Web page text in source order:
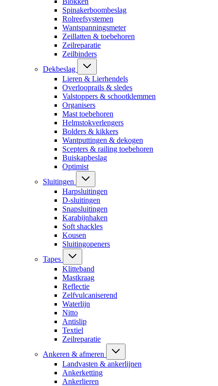
Spinakerboombeslag
Rolreefsystemen
Wantspanningsmeter
Zeillatten & toebehoren
Zeilreparatie
Zeilbinders
Dekbeslag
Lieren & Lierhendels
Overlooprails & sledes
Valstoppers & schootklemmen
Organisers
Mast toebehoren
Helmstokverlengers
Bolders & kikkers
Wantputtingen & dekogen
Scepters & railing toebehoren
Buiskapbeslag
Optimist
Sluitingen
Harpsluitingen
D-sluitingen
Snapsluitingen
Karabijnhaken
Soft shackles
Kousen
Sluitingopeners
Tapes
Klitteband
Mastkraag
Reflectie
Zelfvulcaniserend
Waterlijn
Nitto
Antislip
Textiel
Zeilreparatie
Ankeren & afmeren
Landvasten & ankerlijnen
Ankerketting
Ankerlieren